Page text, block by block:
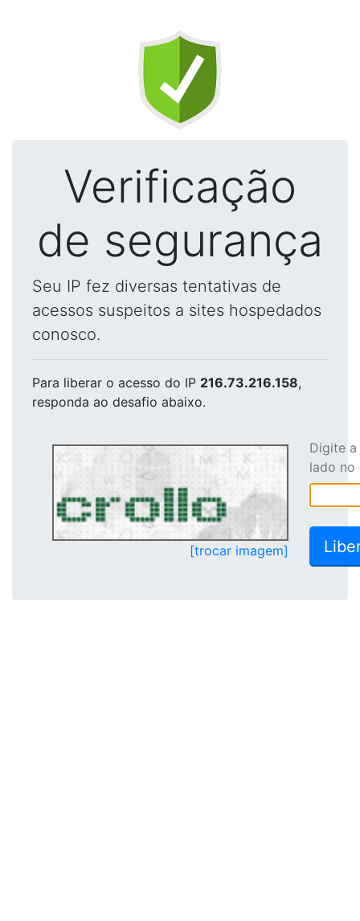
Verificação
de segurança
Seu IP fez diversas tentativas de
acessos suspeitos a sites hospedados
conosco.
Para liberar o acesso do IP 216.73.216.158,
responda ao desafio abaixo.
[trocar imagem]
Digite
lado no